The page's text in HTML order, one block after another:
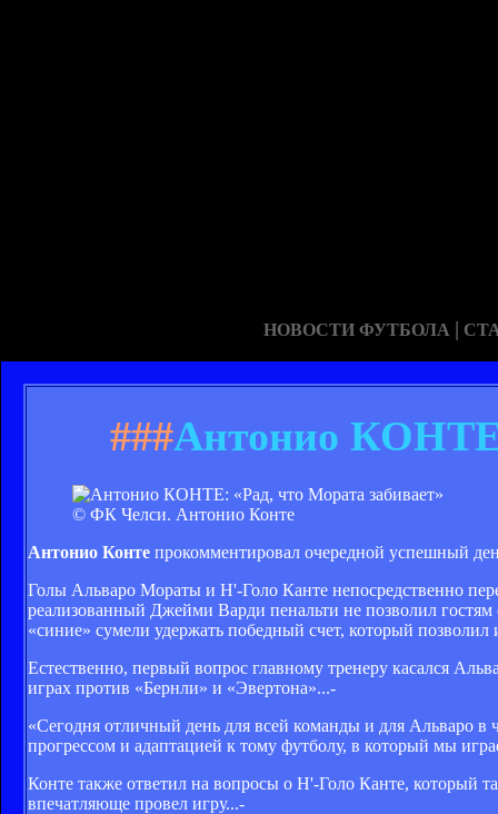
НОВОСТИ ФУТБОЛА |
###Антонио КОНТЕ:
© ФК Челси. Антонио Конте
Антонио Конте прокомментировал очередной успешный
Голы Альваро Мораты и Н'-Голо Канте непосредственно
реализованный Джейми Варди пенальти не позволил
«синие» сумели удержать победный счет, который
Естественно, первый вопрос главному тренеру касался
играх против «Бернли» и «Эвертона»...-
«Сегодня отличный день для всей команды и для Альваро
прогрессом и адаптацией к тому футболу, в который мы
Конте также ответил на вопросы о Н'-Голо Канте, который
впечатляюще провел игру...-